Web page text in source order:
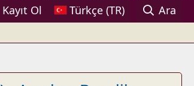
Kayıt Ol Türkçe (TR) Ara